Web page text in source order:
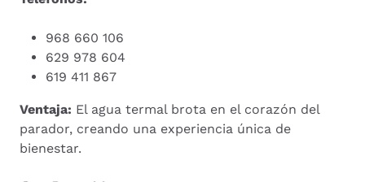
968 660 106
629 978 604
619 411 867
Ventaja: El agua termal brota en el corazón del
parador, creando una experiencia única de
bienestar.